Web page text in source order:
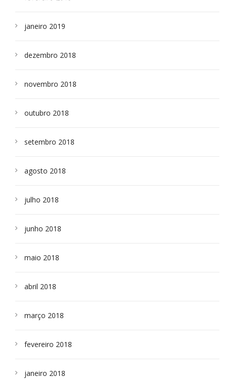
janeiro 2019
dezembro 2018
novembro 2018
outubro 2018
setembro 2018
agosto 2018
julho 2018
junho 2018
maio 2018
abril 2018
março 2018
fevereiro 2018
janeiro 2018